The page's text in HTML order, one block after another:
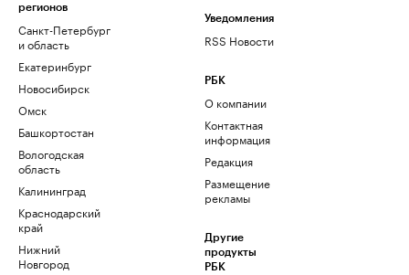
регионов
Санкт-Петербург
и область
Екатеринбург
Новосибирск
Омск
Башкортостан
Вологодская
область
Калининград
Краснодарский
край
Нижний
Новгород
Уведомления
RSS Новости
РБК
О компании
Контактная
информация
Редакция
Размещение
рекламы
Другие
продукты
РБК